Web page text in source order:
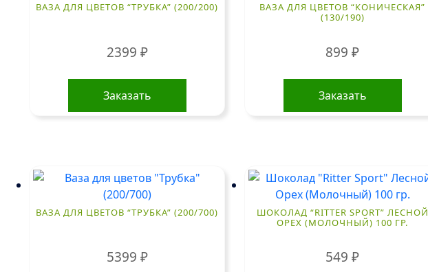
ВАЗА ДЛЯ ЦВЕТОВ “ТРУБКА” (200/200)
2399 ₽
Заказать
ВАЗА ДЛЯ ЦВЕТОВ “КОНИЧЕСКАЯ”
(130/190)
899₽
Заказать
ВАЗА ДЛЯ ЦВЕТОВ “ТРУБКА” (200/700)
5399 ₽
ШОКОЛАД “RITTER SPORT” ЛЕСНОЙ
ОРЕХ (МОЛОЧНЫЙ) 100 ГР.
549₽